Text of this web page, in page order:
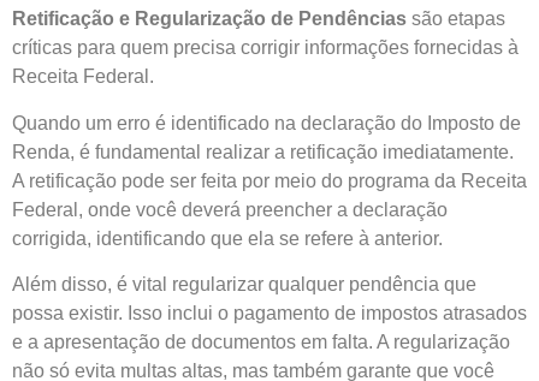
Retificação e Regularização de Pendências são etapas
críticas para quem precisa corrigir informações fornecidas à
Receita Federal.
Quando um erro é identificado na declaração do Imposto de
Renda, é fundamental realizar a retificação imediatamente.
A retificação pode ser feita por meio do programa da Receita
Federal, onde você deverá preencher a declaração
corrigida, identificando que ela se refere à anterior.
Além disso, é vital regularizar qualquer pendência que
possa existir. Isso inclui o pagamento de impostos atrasados
e a apresentação de documentos em falta. A regularização
não só evita multas altas, mas também garante que você